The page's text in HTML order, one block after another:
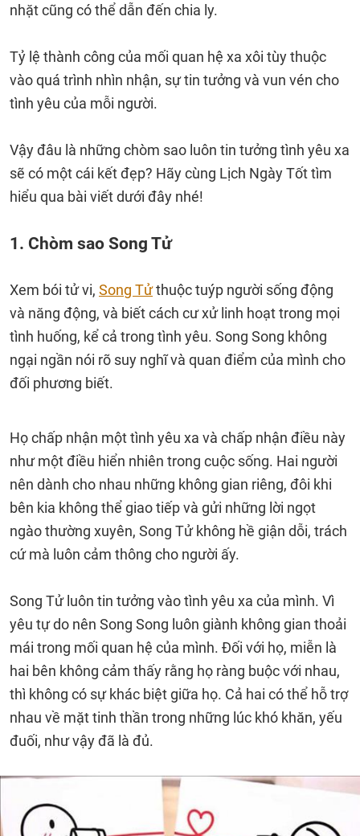
nhặt cũng có thể dẫn đến chia ly.
Tỷ lệ thành công của mối quan hệ xa xôi tùy thuộc
vào quá trình nhìn nhận, sự tin tưởng và vun vén cho
tình yêu của mỗi người.
Vậy đâu là những chòm sao luôn tin tưởng tình yêu xa
sẽ có một cái kết đẹp? Hãy cùng Lịch Ngày Tốt tìm
hiểu qua bài viết dưới đây nhé!
1. Chòm sao Song Tử
Xem bói tử vi, Song Tửthuộc tuýp người sống động
và năng động, và biết cách cư xử linh hoạt trong mọi
tình huống, kể cả trong tình yêu. Song Song không
ngại ngần nói rõ suy nghĩ và quan điểm của mình cho
đối phương biết.
Họ chấp nhận một tình yêu xa và chấp nhận điều này
như một điều hiển nhiên trong cuộc sống. Hai người
nên dành cho nhau những không gian riêng, đôi khi
bên kia không thể giao tiếp và gửi những lời ngọt
ngào thường xuyên, Song Tử không hề giận dỗi, trách
cứ mà luôn cảm thông cho người ấy.
Song Tử luôn tin tưởng vào tình yêu xa của mình. Vì
yêu tự do nên Song Song luôn giành không gian thoải
mái trong mối quan hệ của mình. Đối với họ, miễn là
hai bên không cảm thấy rằng họ ràng buộc với nhau,
thì không có sự khác biệt giữa họ. Cả hai có thể hỗ trợ
nhau về mặt tinh thần trong những lúc khó khăn, yếu
đuối, như vậy đã là đủ.